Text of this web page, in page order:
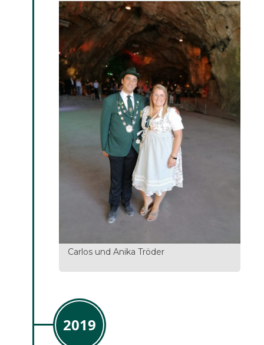
Carlos und Anika Tröder
2019